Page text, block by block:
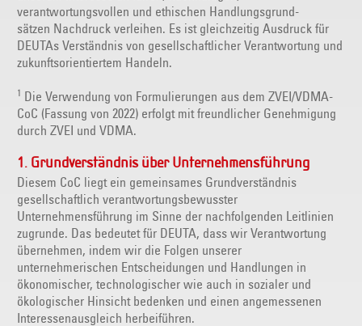
verantwortungsvollen und ethischen Handlungsgrund-
sätzen Nachdruck verleihen. Es ist gleichzeitig Ausdruck für
DEUTAs Verständnis von gesellschaftlicher Verantwortung und
zukunftsorientiertem Handeln.
1
Die Verwendung von Formulierungen aus dem ZVEI/VDMA-
CoC (Fassung von 2022) erfolgt mit freundlicher Genehmigung
durch ZVEI und VDMA.
1. Grundverständnis über Unternehmensführung
Diesem CoC liegt ein gemeinsames Grundverständnis
gesellschaftlich verantwortungsbewusster
Unternehmensführung im Sinne der nachfolgenden Leitlinien
zugrunde. Das bedeutet für DEUTA, dass wir Verantwortung
übernehmen, indem wir die Folgen unserer
unternehmerischen Entscheidungen und Handlungen in
ökonomischer, technologischer wie auch in sozialer und
ökologischer Hinsicht bedenken und einen angemessenen
Interessenausgleich herbeiführen.